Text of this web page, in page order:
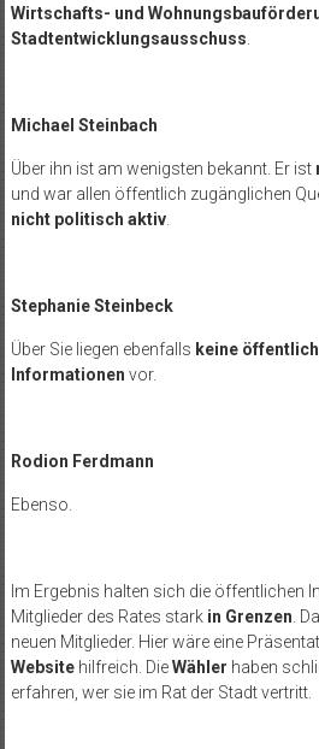
Wirtschafts- und
Stadtentwicklungsausschuss.
Michael Steinbach
Über ihn ist am wenigsten bekannt. Er ist
und war allen öffentlich zugänglichen
nicht politisch aktiv.
Stephanie Steinbeck
Über Sie liegen ebenfalls keine
Informationen vor.
Rodion Ferdmann
Ebenso.
Im Ergebnis halten sich die öffentlichen
Mitglieder des Rates stark in Grenzen.
neuen Mitglieder. Hier wäre eine
Websitehilfreich. DieWähler haben
erfahren, wer sie im Rat der Stadt vertritt.